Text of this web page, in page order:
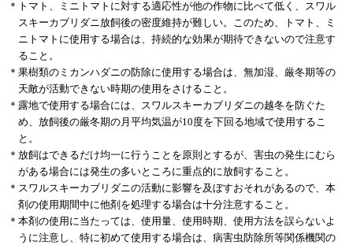
＊ トマト、ミニトマトに対する適応性が他の作物に比べて低く、スワル
スキーカブリダニ放飼後の密度維持が難しい。このため、トマト、ミ
ニトマトに使用する場合は、持続的な効果が期待できないので注意す
ること。
＊ 果樹類のミカンハダニの防除に使用する場合は、無加湿、厳冬期等の
天敵が活動できない時期の使用をさけること。
＊ 露地で使用する場合には、スワルスキーカブリダニの越冬を防ぐた
め、放飼後の厳冬期の月平均気温が10度を下回る地域で使用するこ
と。
＊ 放飼はできるだけ均一に行うことを原則とするが、害虫の発生にむら
がある場合には発生の多いところに重点的に放飼すること。
＊ スワルスキーカブリダニの活動に影響を及ぼすおそれがあるので、本
剤の使用期間中に他剤を処理する場合は十分注意すること。
＊ 本剤の使用に当たっては、使用量、使用時期、使用方法を誤らないよ
うに注意し、特に初めて使用する場合は、病害虫防除所等関係機関の